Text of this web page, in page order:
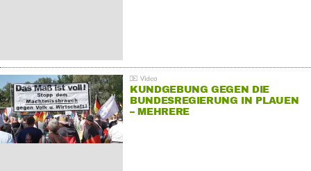
KUNDGEBUNG GEGEN DIE
BUNDESREGIERUNG IN PLAUEN
– MEHRERE